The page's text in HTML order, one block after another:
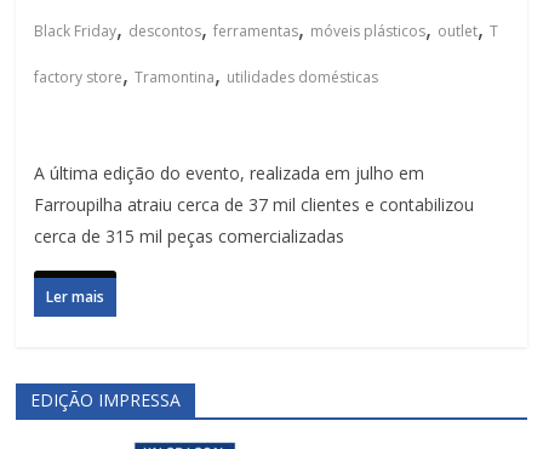
Black Friday, descontos,ferramentas, móveis plásticos, outlet,T
factory store,Tramontina, utilidades domésticas
A última edição do evento, realizada em julho em
Farroupilha atraiu cerca de 37 mil clientes e contabilizou
cerca de 315 mil peças comercializadas
Ler mais
EDIÇÃO IMPRESSA